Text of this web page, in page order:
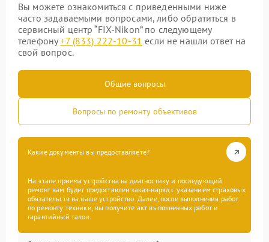
Вы можете ознакомиться с приведенными ниже
часто задаваемыми вопросами, либо обратиться в
сервисный центр “FIX-Nikon” по следующему
телефону+7 (833) 222-10-31 если не нашли ответ на
свой вопрос.
Общие вопросы
Вопросы по ремонту объективов
Какие документы вы предоставляете?
На этапе приема устройства на диагностику и последующий
ремонт вам будет предоставлен заказ-наряд с указанием страховых
обязательств на ваше устройство. Далее, после выполнения работ
по ремонту техники, вы получите акт выполненных работ и
гарантийный талон.